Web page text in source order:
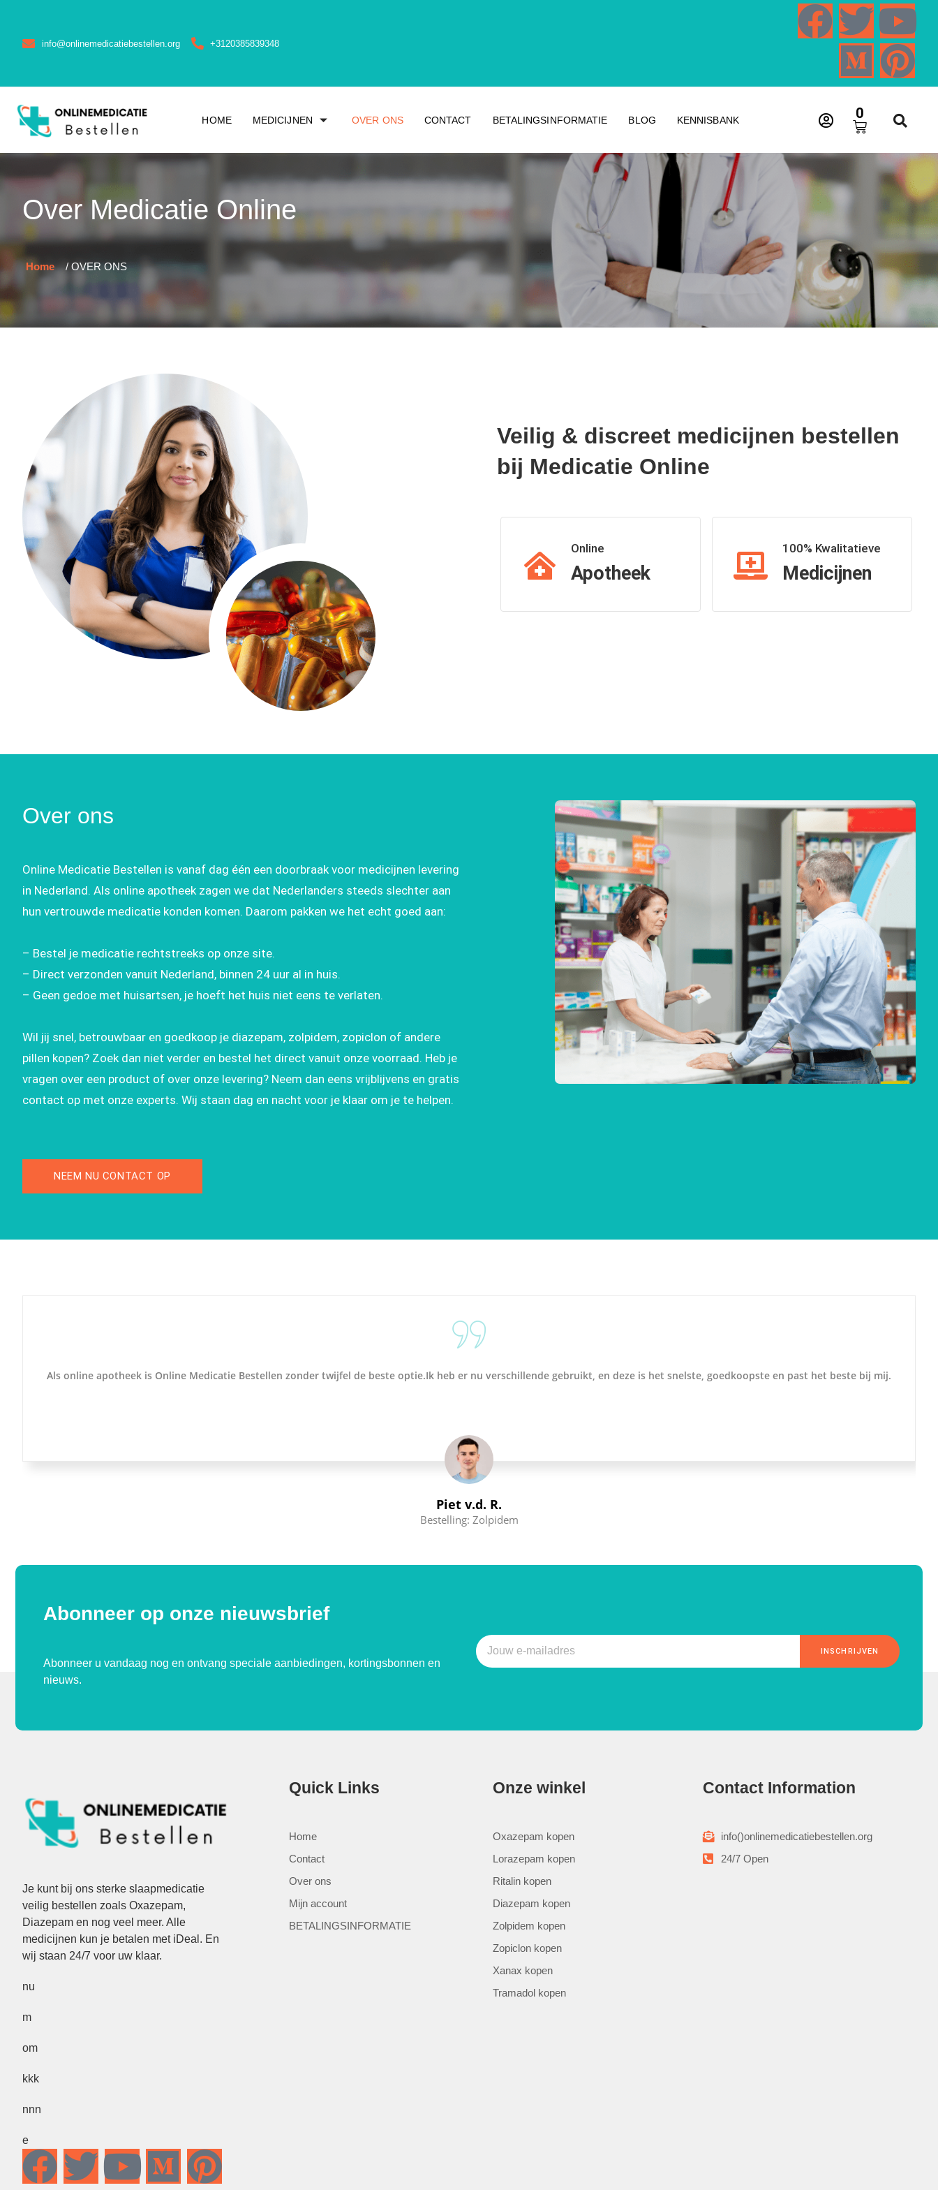
info@onlinemedicatiebestellen.org +3120385839348
HOME MEDICIJNEN OVER ONS CONTACT BETALINGSINFORMATIE BLOG KENNISBANK 0
Over Medicatie Online
Home / OVER ONS
Veilig & discreet medicijnen bestellen
bij Medicatie Online
Online
Apotheek
100% Kwalitatieve
Medicijnen
Over ons
Online Medicatie Bestellen is vanaf dag één een doorbraak voor medicijnen levering
in Nederland. Als online apotheek zagen we dat Nederlanders steeds slechter aan
hun vertrouwde medicatie konden komen. Daarom pakken we het echt goed aan:
– Bestel je medicatie rechtstreeks op onze site.
– Direct verzonden vanuit Nederland, binnen 24 uur al in huis.
– Geen gedoe met huisartsen, je hoeft het huis niet eens te verlaten.
Wil jij snel, betrouwbaar en goedkoop je diazepam, zolpidem, zopiclon of andere
pillen kopen? Zoek dan niet verder en bestel het direct vanuit onze voorraad. Heb je
vragen over een product of over onze levering? Neem dan eens vrijblijvens en gratis
contact op met onze experts. Wij staan dag en nacht voor je klaar om je te helpen.
NEEM NU CONTACT OP
Piet v.d. R.
Bestelling: Zolpidem
Als online apotheek is Online Medicatie Bestellen zonder twijfel de beste optie.Ik heb er nu verschillende gebruikt, en deze is het snelste, goedkoopste en past het beste bij mij.
Abonneer op onze nieuwsbrief
Abonneer u vandaag nog en ontvang speciale aanbiedingen, kortingsbonnen en
nieuws.
INSCHRIJVEN
Je kunt bij ons sterke slaapmedicatie
veilig bestellen zoals Oxazepam,
Diazepam en nog veel meer. Alle
medicijnen kun je betalen met iDeal. En
wij staan 24/7 voor uw klaar.
nu
m
om
kkk
nnn
e
Quick Links
Home
Contact
Over ons
Mijn account
BETALINGSINFORMATIE
Onze winkel
Oxazepam kopen
Lorazepam kopen
Ritalin kopen
Diazepam kopen
Zolpidem kopen
Zopiclon kopen
Xanax kopen
Tramadol kopen
Contact Information
info()onlinemedicatiebestellen.org
24/7 Open